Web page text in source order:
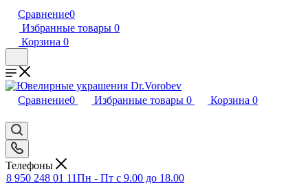
Сравнение0
Избранные товары 0
Корзина 0
Сравнение0 Избранные товары 0 Корзина 0
Телефоны
8 950 248 01 11Пн - Пт с 9.00 до 18.00